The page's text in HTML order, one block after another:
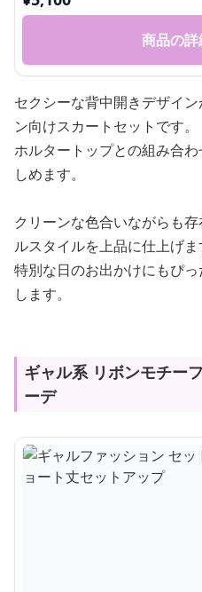
商品の
セクシーな背中開きデザイ
ン向けスカートセットです。
ホルタートップとの組み合
しめます。
クリーンな色合いながらも
ルスタイルを上品に仕上げま
特別な日のお出かけにもぴ
します。
ギャル系 リボンモチー
ーデ